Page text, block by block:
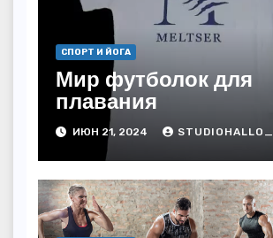
СПОРТ И ЙОГА
Мир футболок для
плавания
ИЮН 21, 2024 STUDIOHALLO_